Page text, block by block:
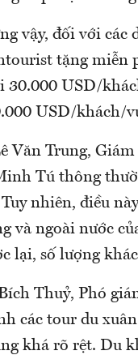
vậy, đối với các
tặng miễn
30.000 USD/
USD/khách/
Văn Trung,
Tú thông
nhiên, điều
và ngoài nước
lại, số lượng
Thuỷ, Phó
các tour du
khá rõ rệt. Du